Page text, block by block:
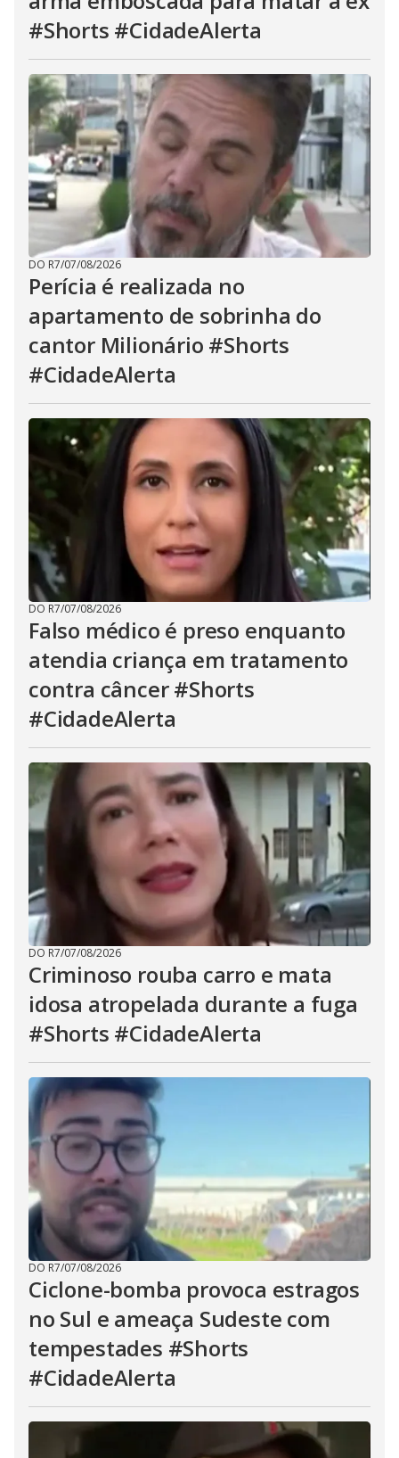
#Shorts #CidadeAlerta
DO R7/07/08/2026
Perícia é realizada no
apartamento de sobrinha do
cantor Milionário #Shorts
#CidadeAlerta
DO R7/07/08/2026
Falso médico é preso enquanto
atendia criança em tratamento
contra câncer #Shorts
#CidadeAlerta
DO R7/07/08/2026
Criminoso rouba carro e mata
idosa atropelada durante a fuga
#Shorts #CidadeAlerta
DO R7/07/08/2026
Ciclone-bomba provoca estragos
no Sul e ameaça Sudeste com
tempestades #Shorts
#CidadeAlerta